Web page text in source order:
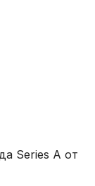
Series A от